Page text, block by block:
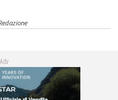
Adv